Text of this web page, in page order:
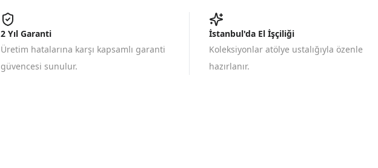
2 Yıl Garanti
Üretim hatalarına karşı kapsamlı garanti
güvencesi sunulur.
İstanbul'da El İşçiliği
Koleksiyonlar atölye ustalığıyla özenle
hazırlanır.